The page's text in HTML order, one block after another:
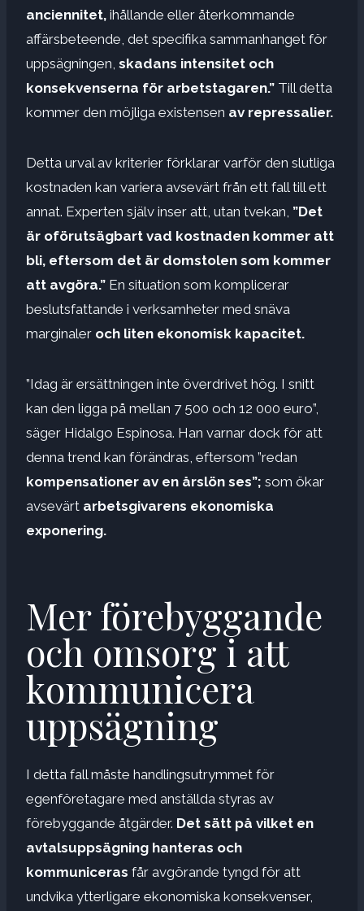
anciennitet, ihållande eller återkommande
affärsbeteende, det specifika sammanhanget för
uppsägningen, skadans intensitet och
konsekvenserna för arbetstagaren.” Till detta
kommer den möjliga existensen av repressalier.
Detta urval av kriterier förklarar varför den slutliga
kostnaden kan variera avsevärt från ett fall till ett
annat. Experten själv inser att, utan tvekan, ”Det
är oförutsägbart vad kostnaden kommer att
bli, eftersom det är domstolen som kommer
att avgöra.” En situation som komplicerar
beslutsfattande i verksamheter med snäva
marginaler och liten ekonomisk kapacitet.
”Idag är ersättningen inte överdrivet hög. I snitt
kan den ligga på mellan 7 500 och 12 000 euro”,
säger Hidalgo Espinosa. Han varnar dock för att
denna trend kan förändras, eftersom ”redan
kompensationer av en årslön ses”; som ökar
avsevärt arbetsgivarens ekonomiska
exponering.
Mer förebyggande
och omsorg i att
kommunicera
uppsägning
I detta fall måste handlingsutrymmet för
egenföretagare med anställda styras av
förebyggande åtgärder. Det sätt på vilket en
avtalsuppsägning hanteras och
kommuniceras får avgörande tyngd för att
undvika ytterligare ekonomiska konsekvenser,